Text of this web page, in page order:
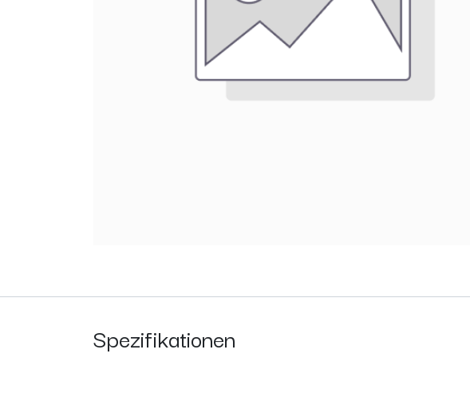
Spezifikationen